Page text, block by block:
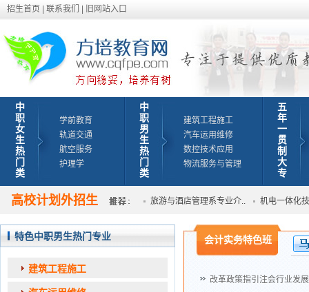
招生首页 联系我们 旧网站入口
中
职
女
生
热
门
类
学前教育
轨道交通
航空服务
护理学
中
职
男
生
热
门
类
建筑工程施工
汽车运用维修
数控技术应用
物流服务与管理
五
年
一
贯
制
大
专
高校计划外招生
航空空乘专业技能学院航.. 旅游与酒店管理系专业介.. 机电一体化技
特色中职男生热门专业
建筑工程施工
会计实务特色班
改革政策指引注会行业发展